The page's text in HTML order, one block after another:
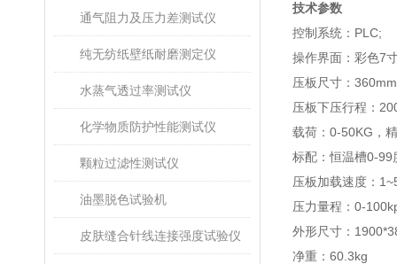
通气阻力及压力差测试仪
纯无纺纸壁纸耐磨测定仪
水蒸气透过率测试仪
化学物质防护性能测试仪
颗粒过滤性测试仪
油墨脱色试验机
皮肤缝合针线连接强度试验仪
技术参数
控制系统：PLC;
操作界面：彩色7
压板尺寸：
压板下压行程：
载荷：0-50KG，
标配：恒温槽0-99
压板加载速度：
压力量程：0-
外形尺寸：
净重：60.3kg